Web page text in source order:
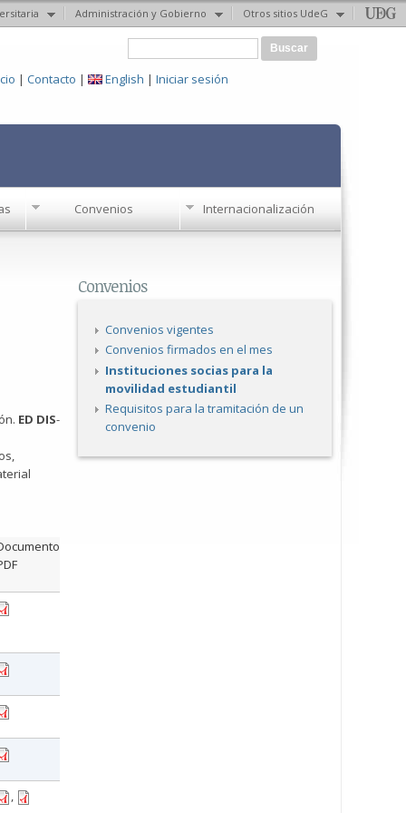
Administración y Gobierno Otros sitios UdeG
de búsqueda
| Contacto | English | Iniciar sesión
Convenios Internacionalización
ED DIS-
,
Convenios
Convenios vigentes
Convenios firmados en el mes
Instituciones socias para la
movilidad estudiantil
Requisitos para la tramitación de un
convenio